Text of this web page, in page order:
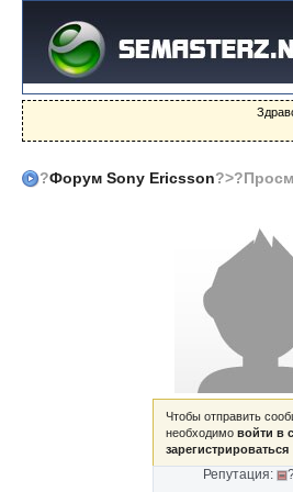
ФОРУМ БЛОГИ ФОТО
?Форум Sony Ericsson
Чтобы отправить
необходимо войти в
зарегистрироваться
Репутация: